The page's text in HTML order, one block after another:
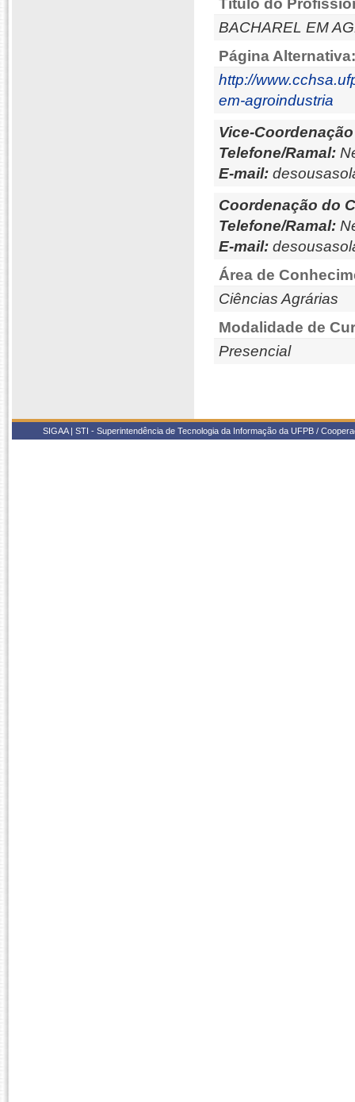
Título do
BACHAREL EM
Página Alternativa:
http://
em-agroindustria
Vice-
Telefone/Ramal:
E-mail:
Coordenação do
Telefone/Ramal:
E-mail:
Área de
Ciências Agrárias
Modalidade de
Presencial
SIGAA | STI - Superintendência de Tecnologia da Informação da UFPB /